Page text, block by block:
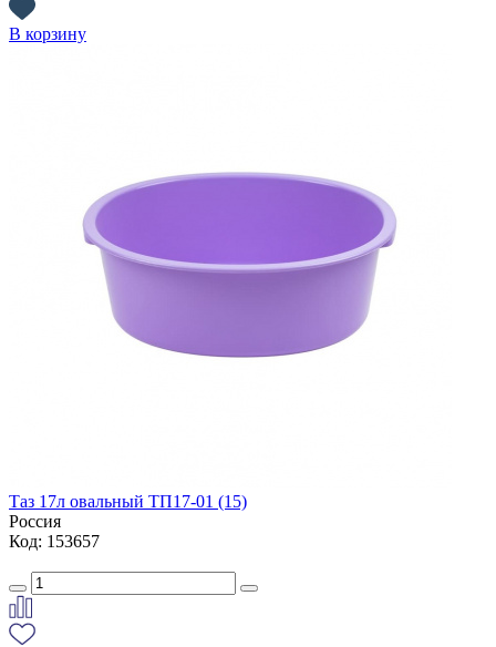
В корзину
Таз 17л овальный ТП17-01 (15)
Россия
Код: 153657